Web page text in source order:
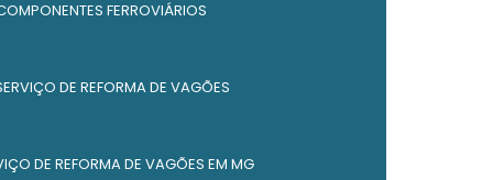
FERROVIÁRIOS
DE REFORMA DE VAGÕES
DE REFORMA DE VAGÕES EM MG
Empresa de fabricação de caldeiraria em
Serviço de fabricação de silos